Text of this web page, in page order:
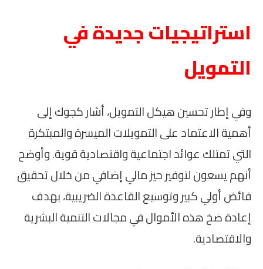
استراتيجيات جديدة في
التمويل
وفي إطار تحسين هيكل التمويل، أشار كجوك إلى
أهمية الاعتماد على التمويلات الميسرة والمبتكرة
التي تمتلك عوائد اجتماعية واقتصادية قوية. وأوضح
أنهم يسعون لتوفير حيز مالي إضافي من خلال تحقيق
فائض أولي كبير وتوسيع القاعدة الضريبية، بهدف
إعادة ضخ هذه الأموال في مجالات التنمية البشرية
والاقتصادية.